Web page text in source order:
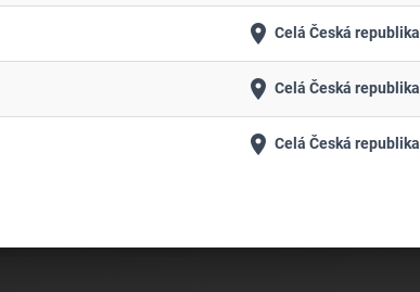
place Celá Česká republika
place Celá Česká republika
place Celá Česká republika